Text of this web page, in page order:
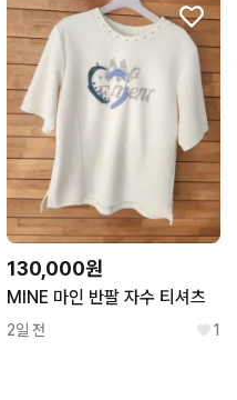
130,000원
MINE 마인 반팔 자수 티셔츠
2일 전 1